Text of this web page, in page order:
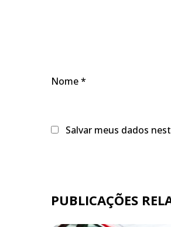
Nome*
Salvar meus dados
PUBLICAÇÕES